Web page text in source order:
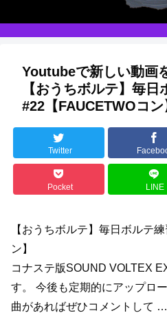
Youtubeで新しい動画
【おうちボルテ】毎日
#22【FAUCETWOコン
Twitter
Pocket LINE
【おうちボルテ】毎日ボルテ
ン】
コナステ版SOUND VOLTEX
す。 今後も定期的にアップロ
曲があればぜひコメントして …